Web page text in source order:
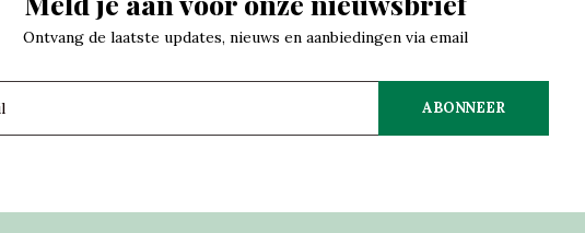
Ontvang de laatste updates, nieuws en aanbiedingen via email
ABONNEER